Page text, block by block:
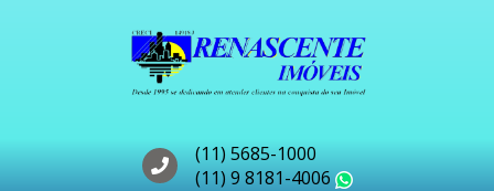
(11) 5685-1000
(11) 9 8181-4006